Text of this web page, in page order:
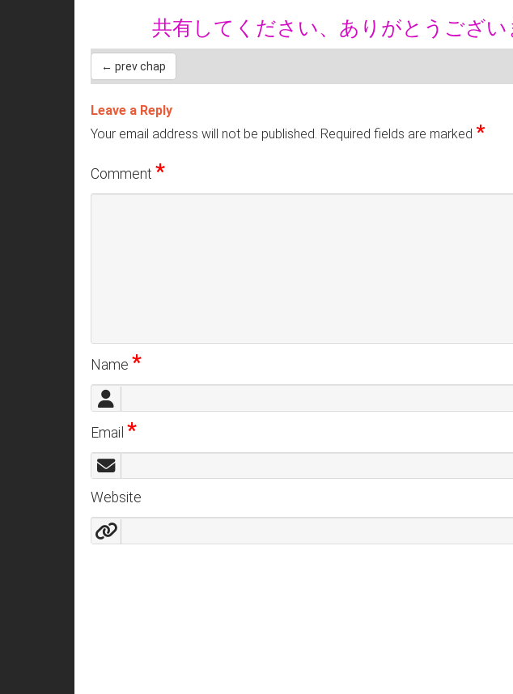
共有してください、ありがとうござい
← prev chap
Leave a Reply
Your email address will not be published. Required fields are marked *
Comment *
Name *
Email *
Website